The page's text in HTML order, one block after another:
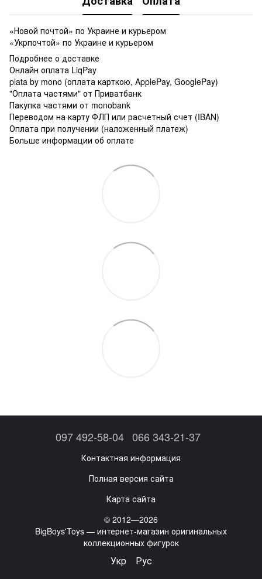
«Новой почтой» по Украине и курьером
«Укрпочтой» по Украине и курьером
Подробнее о доставке
Онлайн оплата LiqPay
plata by mono (оплата карткою, ApplePay, GooglePay)
"Оплата частями" от Приватбанк
Пакупка частями от monobank
Переводом на карту ФЛП или расчетный счет (IBAN)
Оплата при получении (наложенный платеж)
Больше информации об оплате
097 492-58-04 066 343-21-37
Контактная информация
Полная версия сайта
Карта сайта
© 2012—2026
BigBoys'Toys — интернет-магазин оригинальных
коллекционных фигурок
Укр Рус